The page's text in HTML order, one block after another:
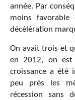
année. Par
moins
décélération
On avait trois et
en 2012, on
croissance a été
peu près les
récession sans